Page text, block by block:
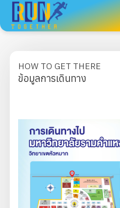
HOW TO GET THERE
ข้อมูลการเดินทาง